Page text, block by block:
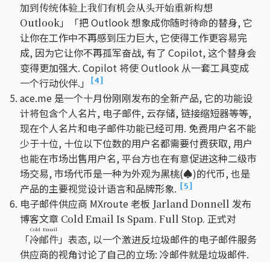
加到传统体验上我们有机会从头开始重新构想
Outlook」「把 Outlook 想象成你随时待命的替身, 它
让你在工作中不再感到压力巨大, 它使得工作更容易完
成, 因为它让你不再孤军奋战, 有了 Copilot, 这个替身会
变得更加强大. Copilot 将使 Outlook 从一套工具变成
一个行动伙伴.」
[4]
ace.me 是一个十月份刚刚发布的全新产品, 它的功能设
计将包含个人名片, 电子邮件, 云存储, 链接缩短器等等,
现在个人名片和电子邮件功能已经可用. 免费用户名不能
少于十位, 十位以下位数的用户名都需要付费获取, 用户
也能在市场出售用户名, 平台方也在有意促进这种二级市
场交易, 市场代币是一种为外观为黑桃(♠️)的代币, 也是
产品的主要视觉设计语言和品牌形象.
[5]
电子邮件供应商 MXroute 老板 Jarland Donnell 发布
博客文章 Cold Email Is Spam. Full Stop. 正式对
「冷邮件
Cold Email
」表态, 以一个激进反垃圾邮件的电子邮件服务
供应商的视角讨论了自己的立场: 冷邮件就是垃圾邮件.